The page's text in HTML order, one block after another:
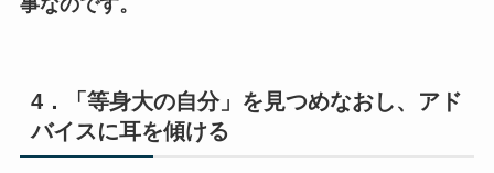
4．「等身大の自分」を見つめなおし、アド
バイスに耳を傾ける